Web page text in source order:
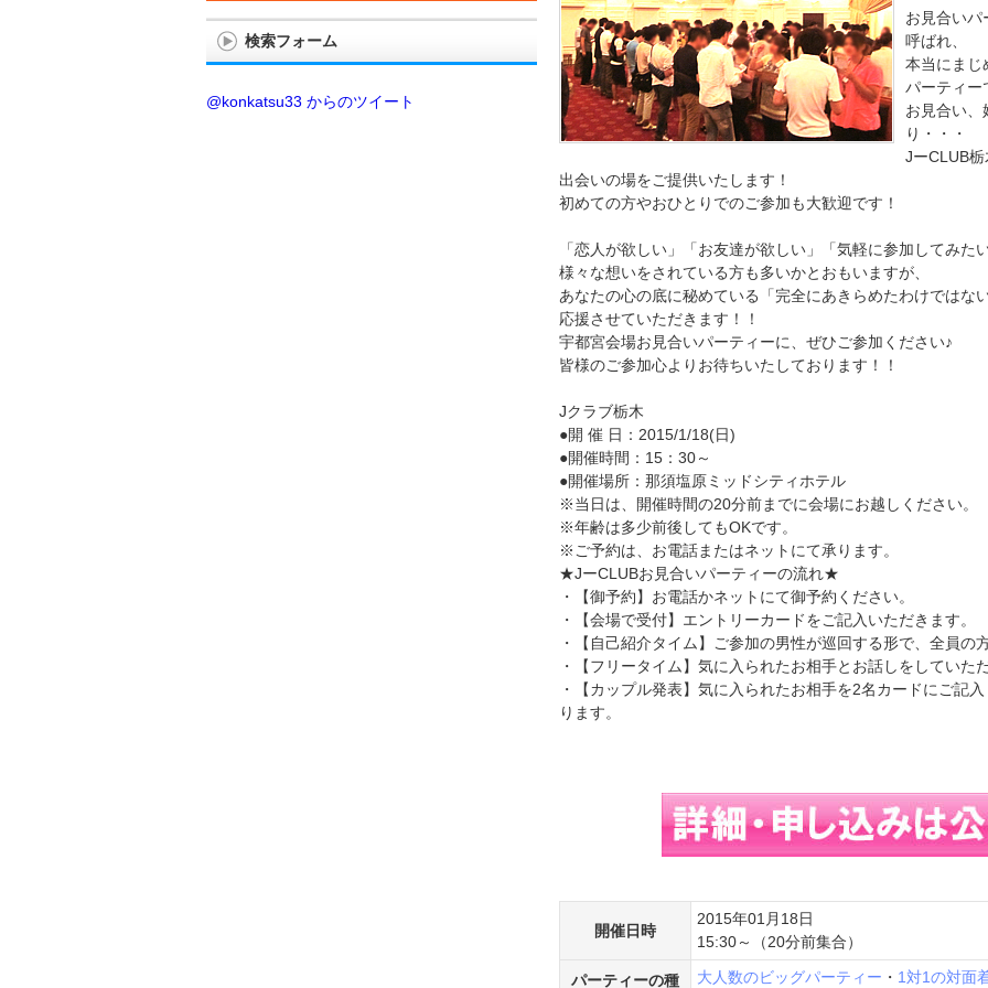
お見合いパ
呼ばれ、
本当にまじ
パーティー
お見合い、
り・・・
JーCLUB
出会いの場をご提供いたします！
初めての方やおひとりでのご参加も大歓迎です！
「恋人が欲しい」「お友達が欲しい」「気軽に参加してみた
様々な想いをされている方も多いかとおもいますが、
あなたの心の底に秘めている「完全にあきらめたわけではな
応援させていただきます！！
宇都宮会場お見合いパーティーに、ぜひご参加ください♪
皆様のご参加心よりお待ちいたしております！！
Jクラブ栃木
●開 催 日：2015/1/18(日)
●開催時間：15：30～
●開催場所：那須塩原ミッドシティホテル
※当日は、開催時間の20分前までに会場にお越しください。
※年齢は多少前後してもOKです。
※ご予約は、お電話またはネットにて承ります。
★JーCLUBお見合いパーティーの流れ★
・【御予約】お電話かネットにて御予約ください。
・【会場で受付】エントリーカードをご記入いただきます。
・【自己紹介タイム】ご参加の男性が巡回する形で、全員の
・【フリータイム】気に入られたお相手とお話しをしていた
・【カップル発表】気に入られたお相手を2名カードにご記
ります。
開催日時
2015年01月18日
15:30～（20分前集合）
パーティーの種 大人数のビッグパーティー ・ 1対1の対面
検索フォーム
@konkatsu33 からのツイート